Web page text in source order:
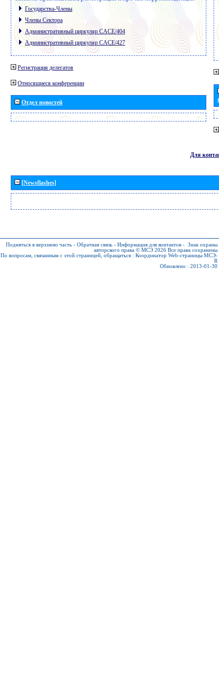
Государства-Члены
Члены Сектора
Административный циркуляр CACE/404
Административный циркуляр CACE/427
Регистрация делегатов
Относящиеся конференции
Отдел новостей
Для
[Newsflashes]
Подняться в верхнюю часть - Обратная связь - Информация для контактов - Знак охраны
авторского права © МСЭ 2026 Все права сохранены
По вопросам, связанным с этой страницей, обращаться : Координатор Web-страницы МСЭ-
R
Обновлено : 2013-01-30